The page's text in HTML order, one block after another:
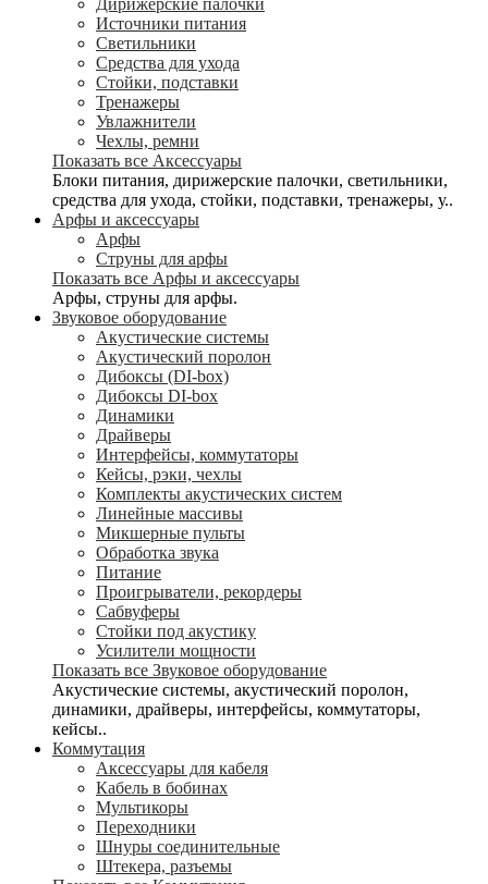
Дирижерские палочки
Источники питания
Светильники
Средства для ухода
Стойки, подставки
Тренажеры
Увлажнители
Чехлы, ремни
Показать все Аксессуары
Блоки питания, дирижерские палочки, светильники,
средства для ухода, стойки, подставки, тренажеры, у..
Арфы и аксессуары
Арфы
Струны для арфы
Показать все Арфы и аксессуары
Арфы, струны для арфы.
Звуковое оборудование
Акустические системы
Акустический поролон
Дибоксы (DI-box)
Дибоксы DI-box
Динамики
Драйверы
Интерфейсы, коммутаторы
Кейсы, рэки, чехлы
Комплекты акустических систем
Линейные массивы
Микшерные пульты
Обработка звука
Питание
Проигрыватели, рекордеры
Сабвуферы
Стойки под акустику
Усилители мощности
Показать все Звуковое оборудование
Акустические системы, акустический поролон,
динамики, драйверы, интерфейсы, коммутаторы,
кейсы..
Коммутация
Аксессуары для кабеля
Кабель в бобинах
Мультикоры
Переходники
Шнуры соединительные
Штекера, разъемы